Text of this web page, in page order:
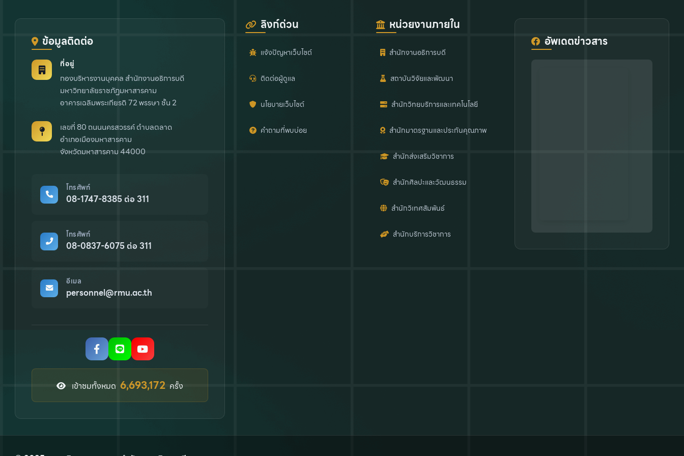
ข้อมูลติดต่อ
ที่อยู่
กองบริหารงานบุคคล สำนักงานอธิการบดี
มหาวิทยาลัยราชภัฏมหาสารคาม
อาคารเฉลิมพระเกียรติ 72 พรรษา ชั้น 2
เลขที่ 80 ถนนนครสวรรค์ ตำบลตลาด
อำเภอเมืองมหาสารคาม
จังหวัดมหาสารคาม 44000
โทรศัพท์
08-1747-8385 ต่อ 311
โทรศัพท์
08-0837-6075 ต่อ 311
อีเมล
personnel@rmu.ac.th
เข้าชมทั้งหมด 8,518,582 ครั้ง
ลิงก์ด่วน
แจ้งปัญหาเว็บไซต์
ติดต่อผู้ดูแล
นโยบายเว็บไซต์
คำถามที่พบบ่อย
หน่วยงานภายใน
สำนักงานอธิการบดี
สถาบันวิจัยและพัฒนา
สำนักวิทยบริการและเทคโนโลยี
สำนักมาตรฐานและประกันคุณภาพ
สำนักส่งเสริมวิชาการ
สำนักศิลปะและวัฒนธรรม
สำนักวิเทศสัมพันธ์
สำนักบริการวิชาการ
อัพเดตข่าวสาร